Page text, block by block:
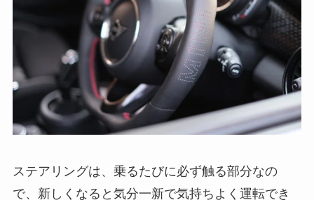
ステアリングは、乗るたびに必ず触る部分なの
で、新しくなると気分一新で気持ちよく運転でき